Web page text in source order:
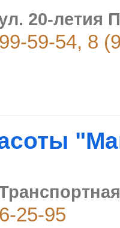
20-летия
59-54, 8
25-95